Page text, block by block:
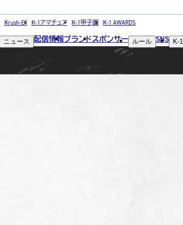
Krush-EX K-1アマチュア K-1甲子園 K-1 AWARDS
ニュース 配信情報ブランドスポンサー ルール SNS K-1
FIGHTER